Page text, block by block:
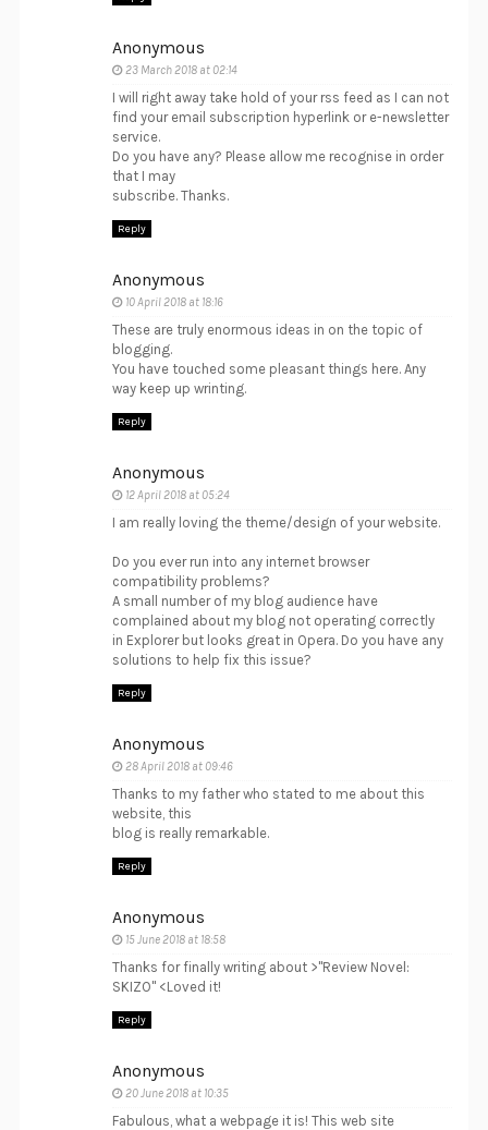
Anonymous
23 March 2018 at 02:14
I will right away take hold of your rss feed as I can not
find your email subscription hyperlink or e-newsletter
service.
Do you have any? Please allow me recognise in order
that I may
subscribe. Thanks.
Reply
Anonymous
10 April 2018 at 18:16
These are truly enormous ideas in on the topic of
blogging.
You have touched some pleasant things here. Any
way keep up wrinting.
Reply
Anonymous
12 April 2018 at 05:24
I am really loving the theme/design of your website.
Do you ever run into any internet browser
compatibility problems?
A small number of my blog audience have
complained about my blog not operating correctly
in Explorer but looks great in Opera. Do you have any
solutions to help fix this issue?
Reply
Anonymous
28 April 2018 at 09:46
Thanks to my father who stated to me about this
website, this
blog is really remarkable.
Reply
Anonymous
15 June 2018 at 18:58
Thanks for finally writing about >"Review Novel:
SKIZO" <Loved it!
Reply
Anonymous
20 June 2018 at 10:35
Fabulous, what a webpage it is! This web site